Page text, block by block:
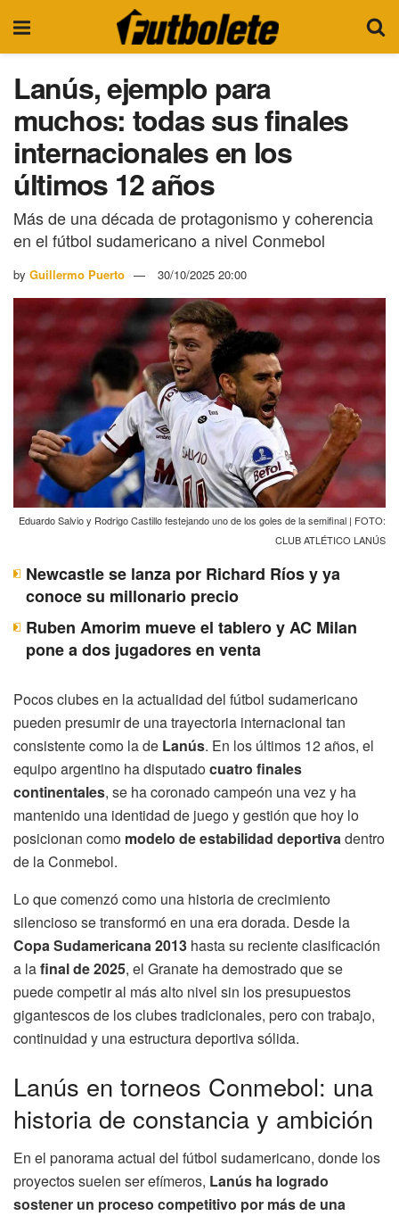
Lanús, ejemplo para
muchos: todas sus finales
internacionales en los
últimos 12 años
Más de una década de protagonismo y coherencia
en el fútbol sudamericano a nivel Conmebol
by Guillermo Puerto 30/10/2025 20:00
Eduardo Salvio y Rodrigo Castillo festejando uno de los goles de la semifinal | FOTO:
CLUB ATLÉTICO LANÚS
Newcastle se lanza por Richard Ríos y ya
conoce su millonario precio
Ruben Amorim mueve el tablero y AC Milan
pone a dos jugadores en venta
Pocos clubes en la actualidad del fútbol sudamericano
pueden presumir de una trayectoria internacional tan
consistente como la de Lanús. En los últimos 12 años, el
equipo argentino ha disputadocuatro finales
continentales, se ha coronado campeón una vez y ha
mantenido una identidad de juego y gestión que hoy lo
posicionan como modelo de estabilidad deportivadentro
de la Conmebol.
Lo que comenzó como una historia de crecimiento
silencioso se transformó en una era dorada. Desde la
Copa Sudamericana 2013 hasta su reciente clasificación
a lafinal de 2025, el Granate ha demostrado que se
puede competir al más alto nivel sin los presupuestos
gigantescos de los clubes tradicionales, pero con trabajo,
continuidad y una estructura deportiva sólida.
Lanús en torneos Conmebol: una
historia de constancia y ambición
En el panorama actual del fútbol sudamericano, donde los
proyectos suelen ser efímeros, Lanús ha logrado
sostener un proceso competitivo por más de una